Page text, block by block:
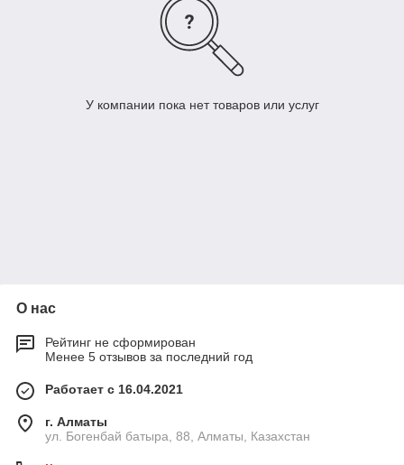
У компании пока нет товаров или услуг
О нас
Рейтинг не сформирован
Менее 5 отзывов за последний год
Работает с 16.04.2021
г. Алматы
ул. Богенбай батыра, 88, Алматы, Казахстан